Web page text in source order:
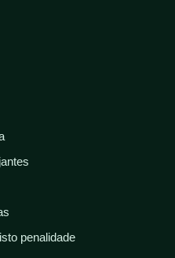
penalidade